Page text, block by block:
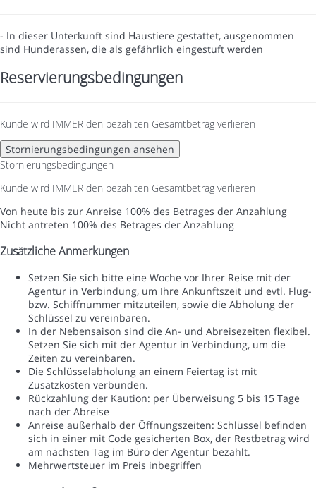
- In dieser Unterkunft sind Haustiere gestattet, ausgenommen
sind Hunderassen, die als gefährlich eingestuft werden
Reservierungsbedingungen
Kunde wird IMMER den bezahlten Gesamtbetrag verlieren
Stornierungsbedingungen ansehen
Stornierungsbedingungen
Kunde wird IMMER den bezahlten Gesamtbetrag verlieren
Von heute bis zur Anreise 100% des Betrages der Anzahlung
Nicht antreten 100% des Betrages der Anzahlung
Zusätzliche Anmerkungen
Setzen Sie sich bitte eine Woche vor Ihrer Reise mit der
Agentur in Verbindung, um Ihre Ankunftszeit und evtl. Flug-
bzw. Schiffnummer mitzuteilen, sowie die Abholung der
Schlüssel zu vereinbaren.
In der Nebensaison sind die An- und Abreisezeiten flexibel.
Setzen Sie sich mit der Agentur in Verbindung, um die
Zeiten zu vereinbaren.
Die Schlüsselabholung an einem Feiertag ist mit
Zusatzkosten verbunden.
Rückzahlung der Kaution: per Überweisung 5 bis 15 Tage
nach der Abreise
Anreise außerhalb der Öffnungszeiten: Schlüssel befinden
sich in einer mit Code gesicherten Box, der Restbetrag wird
am nächsten Tag im Büro der Agentur bezahlt.
Mehrwertsteuer im Preis inbegriffen